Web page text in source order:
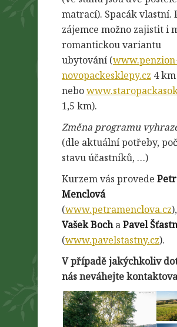
matrací). Spacák vlastní.
zájemce možno zajistit i
romantickou variantu
ubytování (
novopackesklepy.cz 4 km
nebo
1,5 km).
Změna programu
(dle aktuální potřeby,
stavu účastníků, …)
Kurzem vás provede
Menclová
(www.petramenclova.cz),
Vašek BochaPavel
(www.pavelstastny.cz).
V případě jakýchkoliv
nás neváhejte